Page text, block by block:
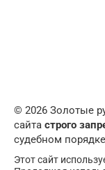
© 2026 Золотые
сайта строго
судебном порядке
Этот сайт